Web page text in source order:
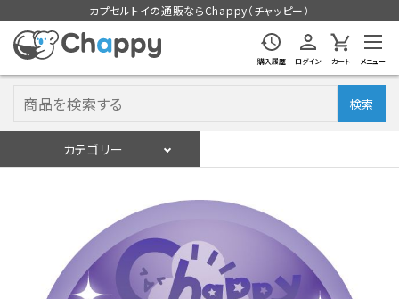
カプセルトイの通販ならChappy（チャッピー）
購入履歴 ログイン カート メニュー
検索
カテゴリー
入荷スケジュールをチェック